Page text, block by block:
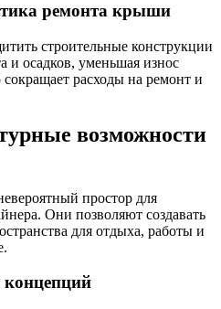
ремонта крыши
строительные конструкции
и осадков, уменьшая износ
расходы на ремонт и
возможности
простор для
Они позволяют создавать
для отдыха, работы и
концепций